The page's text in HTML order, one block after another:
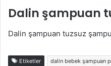
Dalin şampuan
Dalin şampuan tuzsuz
Etiketler
dalin bebek şampuan